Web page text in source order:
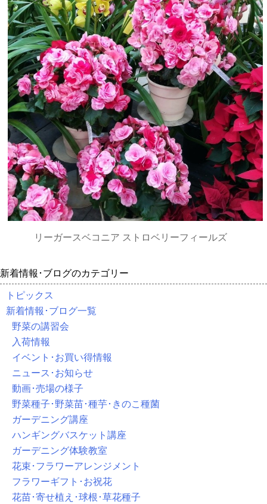
リーガースベコニア ストロベリーフィールズ
新着情報･ブログのカテゴリー
トピックス
新着情報･ブログ一覧
野菜の講習会
入荷情報
イベント･お買い得情報
ニュース･お知らせ
動画･売場の様子
野菜種子･野菜苗･種芋･きのこ種菌
ガーデニング講座
ハンギングバスケット講座
ガーデニング体験教室
花束･フラワーアレンジメント
フラワーギフト･お祝花
花苗･寄せ植え･球根･草花種子